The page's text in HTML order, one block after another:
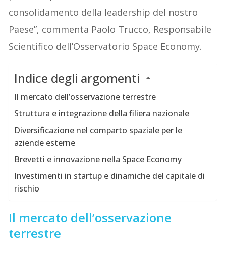
consolidamento della leadership del nostro
Paese”, commenta Paolo Trucco, Responsabile
Scientifico dell’Osservatorio Space Economy.
Indice degli argomenti
Il mercato dell’osservazione terrestre
Struttura e integrazione della filiera nazionale
Diversificazione nel comparto spaziale per le
aziende esterne
Brevetti e innovazione nella Space Economy
Investimenti in startup e dinamiche del capitale di
rischio
Il mercato dell’osservazione
terrestre